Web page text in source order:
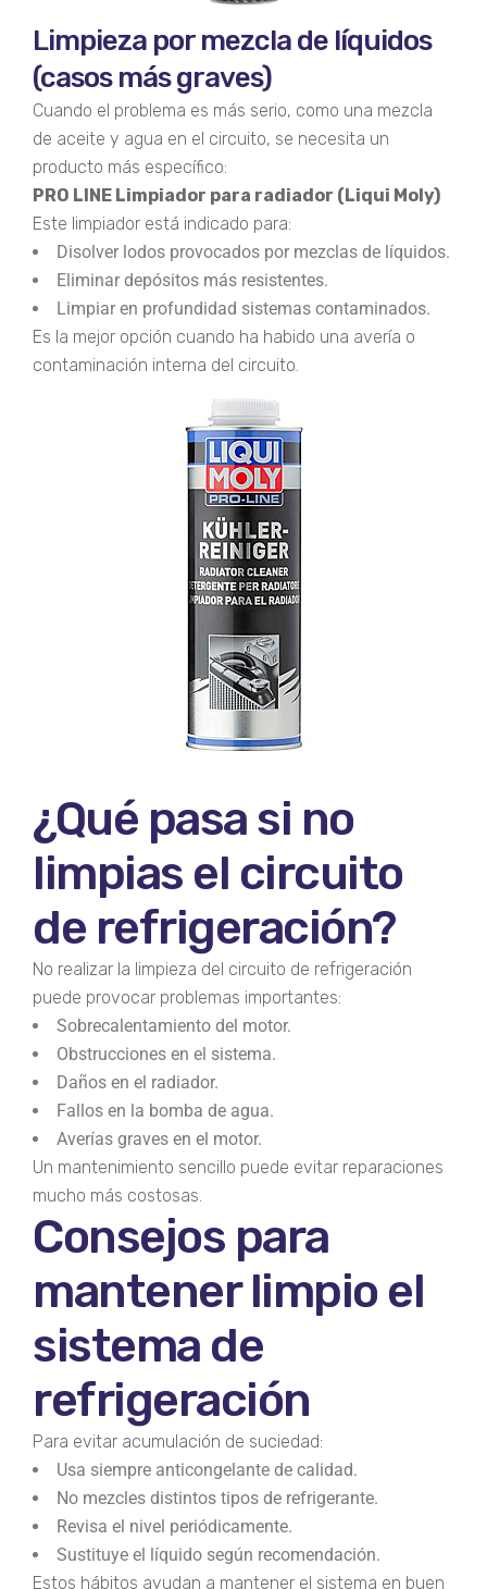
Limpieza por mezcla de líquidos
(casos más graves)
Cuando el problema es más serio, como una mezcla
de aceite y agua en el circuito, se necesita un
producto más específico:
PRO LINE Limpiador para radiador (Liqui Moly)
Este limpiador está indicado para:
Disolver lodos provocados por mezclas de líquidos.
Eliminar depósitos más resistentes.
Limpiar en profundidad sistemas contaminados.
Es la mejor opción cuando ha habido una avería o
contaminación interna del circuito.
¿Qué pasa si no
limpias el circuito
de refrigeración?
No realizar la limpieza del circuito de refrigeración
puede provocar problemas importantes:
Sobrecalentamiento del motor.
Obstrucciones en el sistema.
Daños en el radiador.
Fallos en la bomba de agua.
Averías graves en el motor.
Un mantenimiento sencillo puede evitar reparaciones
mucho más costosas.
Consejos para
mantener limpio el
sistema de
refrigeración
Para evitar acumulación de suciedad:
Usa siempre anticongelante de calidad.
No mezcles distintos tipos de refrigerante.
Revisa el nivel periódicamente.
Sustituye el líquido según recomendación.
Estos hábitos ayudan a mantener el sistema en buen